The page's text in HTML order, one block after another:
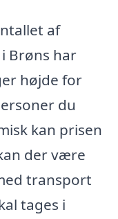
af
Brøns har
højde for
du
kan prisen
der være
transport
tages i